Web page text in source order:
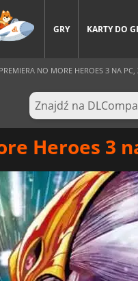
GRY KARTY DO
PREMIERA NO MORE HEROES 3 NA PC,
Heroes 3